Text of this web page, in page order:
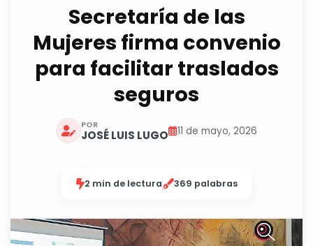
Secretaría de las
Mujeres firma convenio
para facilitar traslados
seguros
POR
JOSÉ LUIS LUGO 11 de mayo, 2026
2 min de lectura 369 palabras